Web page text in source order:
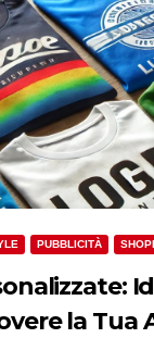
PUBBLICITÀ
la Tua